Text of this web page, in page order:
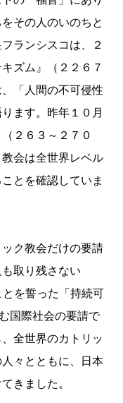
その人のいのちと
ランシスコは、２
ズム』（２２６７
「人間の不可侵性
ます。昨年１０月
２６３～２７０
会は全世界レベル
とを確認していま
ク教会だけの要請
取り残さない
とを誓った「持続可
国際社会の要請で
全世界のカトリッ
々とともに、日本
きました。